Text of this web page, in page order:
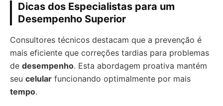
Dicas dos Especialistas para um
Desempenho Superior
Consultores técnicos destacam que a prevenção é
mais eficiente que correções tardias para problemas
de desempenho. Esta abordagem proativa mantém
seu celular funcionando optimalmente por mais
tempo.